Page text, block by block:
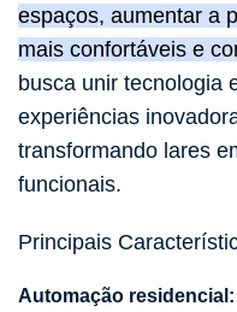
espaços, aumentar a
mais confortáveis e
busca unir tecnologia
experiências
transformando lares
funcionais.
Principais
Automação residencial: